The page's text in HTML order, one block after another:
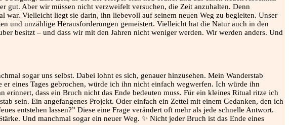
gut. Aber wir müssen nicht verzweifelt versuchen, die Zeit anzuhalten. Denn
Vielleicht liegt sie darin, ihn liebevoll auf seinem neuen Weg zu begleiten. Unser
und unzählige Herausforderungen gemeistert. Vielleicht hat die Natur auch in den
besitzt – und dass wir mit den Jahren nicht weniger werden. Wir werden anders. Und